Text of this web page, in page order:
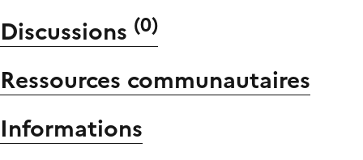
Discussions (0)
Ressources communautaires
Informations